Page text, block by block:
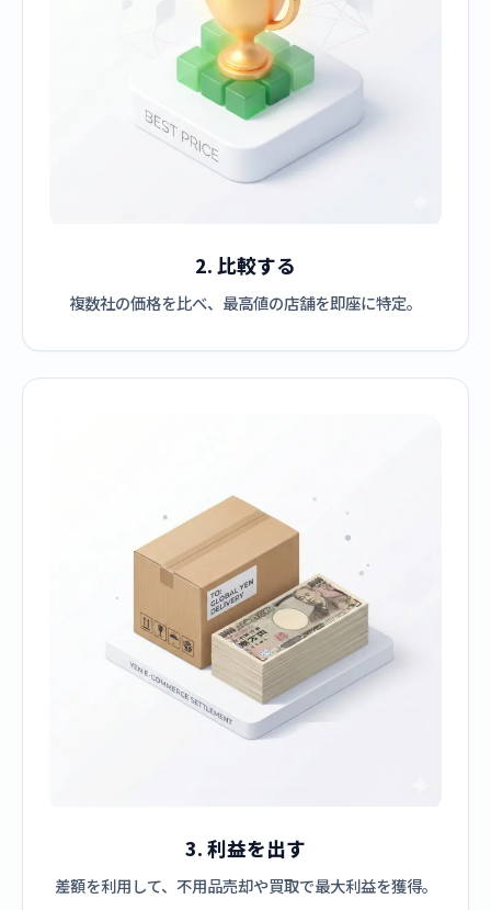
2. 比較する
複数社の価格を比べ、最高値の店舗を即座に特定。
3. 利益を出す
差額を利用して、不用品売却や買取で最大利益を獲得。